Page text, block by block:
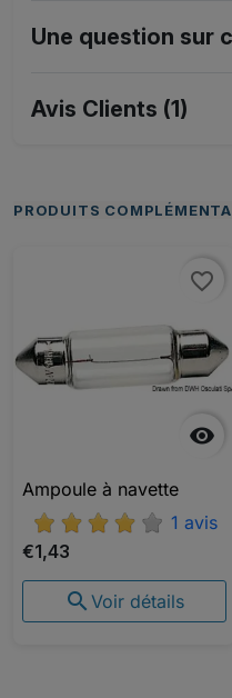
Une question sur
Avis Clients (1)
PRODUITS

favorite_border
Ampoule à navette
1 avis
€1,43
 Voir détails